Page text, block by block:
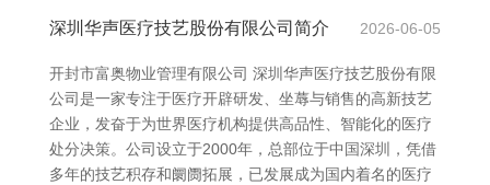
深圳华声医疗技艺股份有限公司简介 2026-06-05
开封市富奥物业管理有限公司 深圳华声医疗技艺股份有限
公司是一家专注于医疗开辟研发、坐蓐与销售的高新技艺
企业，发奋于为世界医疗机构提供高品性、智能化的医疗
处分决策。公司设立于2000年，总部位于中国深圳，凭借
多年的技艺积存和阛阓拓展，已发展成为国内着名的医疗